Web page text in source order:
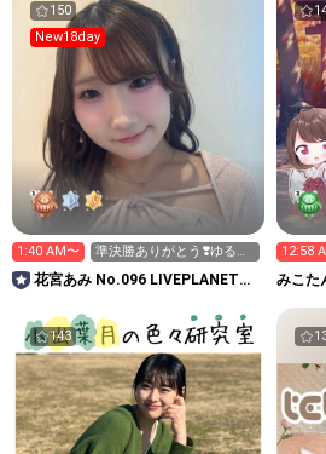
150
New18day
1:40 AM〜
準決勝ありがとう❣️ゆるゆ
るカラオケ配信だよ🎤♡
花宮あみ No.096 LIVEPLANET新
12:58
みこた
143